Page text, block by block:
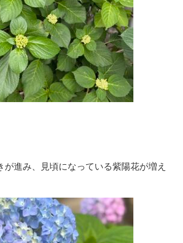
が進み、見頃になっている紫陽花が増え